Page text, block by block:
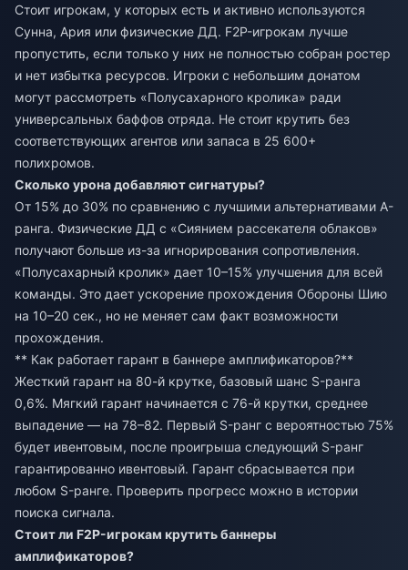
Стоит игрокам, у которых есть и активно используются
Сунна, Ария или физические ДД. F2P-игрокам лучше
пропустить, если только у них не полностью собран ростер
и нет избытка ресурсов. Игроки с небольшим донатом
могут рассмотреть «Полусахарного кролика» ради
универсальных баффов отряда. Не стоит крутить без
соответствующих агентов или запаса в 25 600+
полихромов.
Сколько урона добавляют сигнатуры?
От 15% до 30% по сравнению с лучшими альтернативами A-
ранга. Физические ДД с «Сиянием рассекателя облаков»
получают больше из-за игнорирования сопротивления.
«Полусахарный кролик» дает 10–15% улучшения для всей
команды. Это дает ускорение прохождения Обороны Шию
на 10–20 сек., но не меняет сам факт возможности
прохождения.
** Как работает гарант в баннере амплификаторов?**
Жесткий гарант на 80-й крутке, базовый шанс S-ранга
0,6%. Мягкий гарант начинается с 76-й крутки, среднее
выпадение — на 78–82. Первый S-ранг с вероятностью 75%
будет ивентовым, после проигрыша следующий S-ранг
гарантированно ивентовый. Гарант сбрасывается при
любом S-ранге. Проверить прогресс можно в истории
поиска сигнала.
Стоит ли F2P-игрокам крутить баннеры
амплификаторов?